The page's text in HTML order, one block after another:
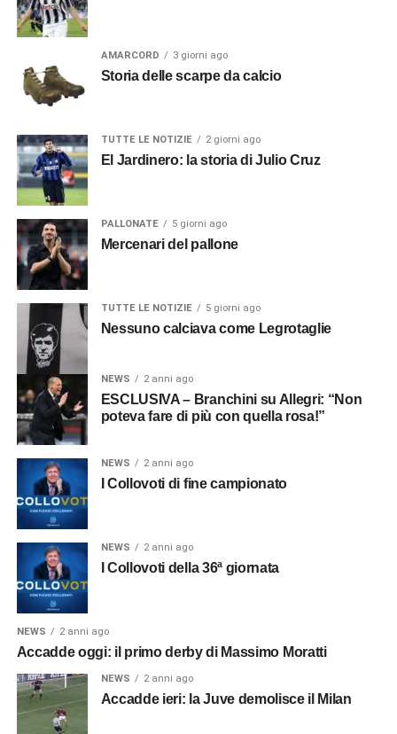
AMARCORD 3 giorni ago
Storia delle scarpe da calcio
TUTTE LE NOTIZIE 2 giorni ago
El Jardinero: la storia di Julio Cruz
PALLONATE 5 giorni ago
Mercenari del pallone
TUTTE LE NOTIZIE 5 giorni ago
Nessuno calciava come Legrotaglie
NEWS 2 anni ago
ESCLUSIVA – Branchini su Allegri: “Non
poteva fare di più con quella rosa!”
NEWS 2 anni ago
I Collovoti di fine campionato
NEWS 2 anni ago
I Collovoti della 36ª giornata
NEWS 2 anni ago
Accadde oggi: il primo derby di Massimo Moratti
NEWS 2 anni ago
Accadde ieri: la Juve demolisce il Milan